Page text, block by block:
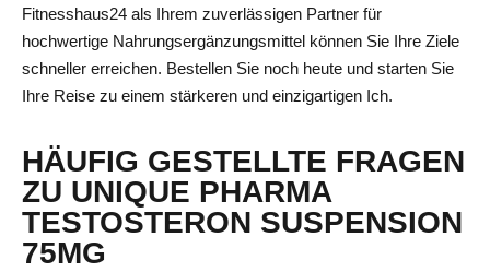
Fitnesshaus24 als Ihrem zuverlässigen Partner für
hochwertige Nahrungsergänzungsmittel können Sie Ihre Ziele
schneller erreichen. Bestellen Sie noch heute und starten Sie
Ihre Reise zu einem stärkeren und einzigartigen Ich.
HÄUFIG GESTELLTE FRAGEN
ZU UNIQUE PHARMA
TESTOSTERON SUSPENSION
75MG